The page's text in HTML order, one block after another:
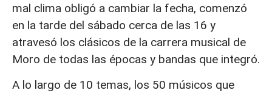
mal clima obligó a cambiar la fecha, comenzó
en la tarde del sábado cerca de las 16 y
atravesó los clásicos de la carrera musical de
Moro de todas las épocas y bandas que integró.
A lo largo de 10 temas, los 50 músicos que